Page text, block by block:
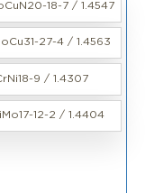
18-7 / 1.4547
27-4 / 1.4563
9 / 1.4307
12-2 / 1.4404